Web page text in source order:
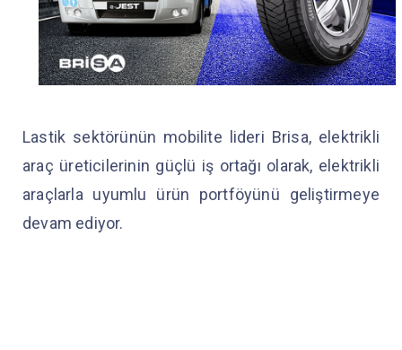
Lastik sektörünün mobilite lideri Brisa, elektrikli
araç üreticilerinin güçlü iş ortağı olarak, elektrikli
araçlarla uyumlu ürün portföyünü geliştirmeye
devam ediyor.